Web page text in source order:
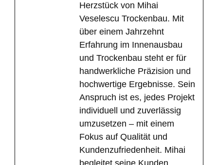
Herzstück von Mihai
Veselescu Trockenbau. Mit
über einem Jahrzehnt
Erfahrung im Innenausbau
und Trockenbau steht er für
handwerkliche Präzision und
hochwertige Ergebnisse. Sein
Anspruch ist es, jedes Projekt
individuell und zuverlässig
umzusetzen – mit einem
Fokus auf Qualität und
Kundenzufriedenheit. Mihai